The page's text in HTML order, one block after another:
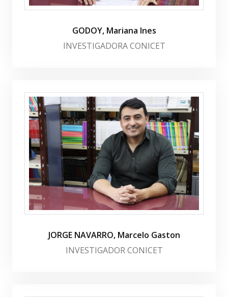
GODOY, Mariana Ines
INVESTIGADORA CONICET
JORGE NAVARRO, Marcelo Gaston
INVESTIGADOR CONICET